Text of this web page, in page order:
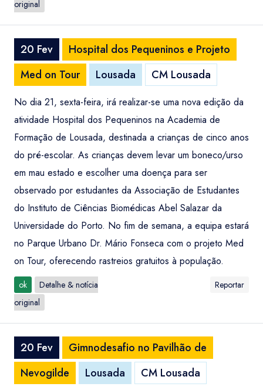
original
20 Fev
Hospital dos Pequeninos e Projeto
Med on Tour
Lousada CM Lousada
No dia 21, sexta-feira, irá realizar-se uma nova edição da
atividade Hospital dos Pequeninos na Academia de
Formação de Lousada, destinada a crianças de cinco anos
do pré-escolar. As crianças devem levar um boneco/urso
em mau estado e escolher uma doença para ser
observado por estudantes da Associação de Estudantes
do Instituto de Ciências Biomédicas Abel Salazar da
Universidade do Porto. No fim de semana, a equipa estará
no Parque Urbano Dr. Mário Fonseca com o projeto Med
on Tour, oferecendo rastreios gratuitos à população.
ok
Detalhe & notícia
original
Reportar
20 Fev
Gimnodesafio no Pavilhão de
Nevogilde
Lousada CM Lousada